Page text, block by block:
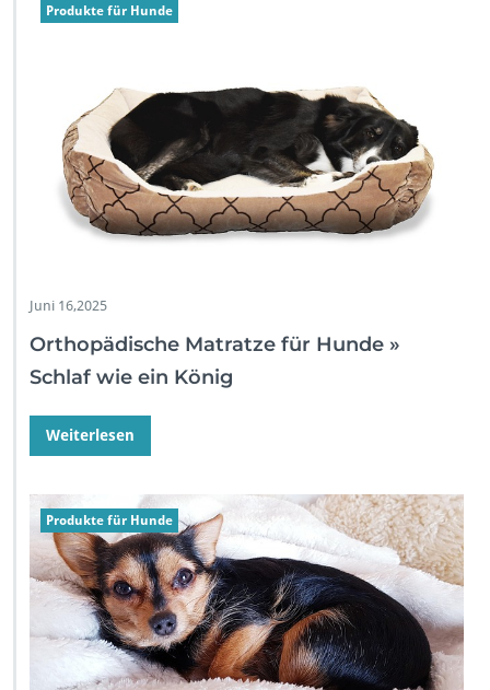
Produkte für Hunde
Juni 16,2025
Orthopädische Matratze für Hunde »
Schlaf wie ein König
Weiterlesen
Produkte für Hunde